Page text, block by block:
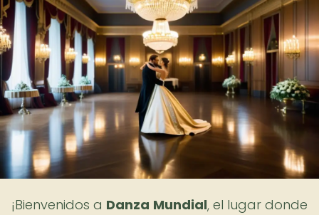
¡Bienvenidos a Danza Mundial, el lugar donde